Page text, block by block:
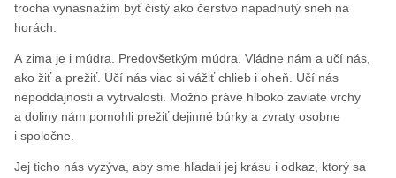
trocha vynasnažím byť čistý ako čerstvo napadnutý sneh na
horách.
A zima je i múdra. Predovšetkým múdra. Vládne nám a učí nás,
ako žiť a prežiť. Učí nás viac si vážiť chlieb i oheň. Učí nás
nepoddajnosti a vytrvalosti. Možno práve hlboko zaviate vrchy
a doliny nám pomohli prežiť dejinné búrky a zvraty osobne
i spoločne.
Jej ticho nás vyzýva, aby sme hľadali jej krásu i odkaz, ktorý sa